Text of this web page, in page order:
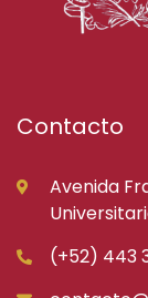
Contacto
Avenida
(+52) 443